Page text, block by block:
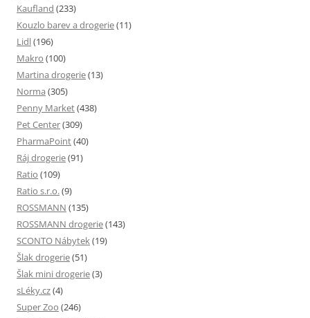
Kaufland (233)
Kouzlo barev a drogerie(11)
Lidl(196)
Makro (100)
Martina drogerie(13)
Norma (305)
Penny Market(438)
Pet Center(309)
PharmaPoint(40)
Ráj drogerie(91)
Ratio (109)
Ratio s.r.o.(9)
ROSSMANN (135)
ROSSMANN drogerie(143)
SCONTO Nábytek(19)
Šlak drogerie(51)
Šlak mini drogerie(3)
sLéky.cz(4)
Super Zoo (246)